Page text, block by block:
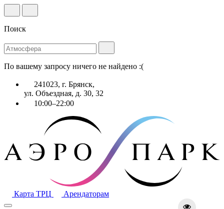
Поиск
По вашему запросу ничего не найдено :(
241023, г. Брянск,
ул. Объездная, д. 30, 32
10:00–22:00
Карта ТРЦ Арендаторам